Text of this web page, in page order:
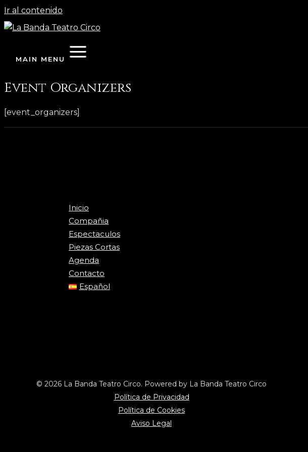
Ir al contenido
MAIN MENU
Event Organizers
[event_organizers]
Inicio
Compañia
Espectaculos
Piezas Cortas
Agenda
Contacto
Español
© 2026 La Banda Teatro Circo. Powered by La Banda Teatro Circo
Política de Privacidad
Política de Cookies
Aviso Legal